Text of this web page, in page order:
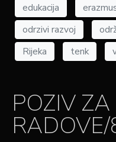
edukacija
odrzivi razvoj
Rijeka
tenk
POZIV ZA